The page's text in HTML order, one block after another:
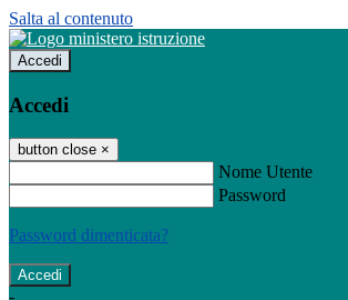
Salta al contenuto
Accedi
Accedi
button close ×
Nome Utente
Password
Password dimenticata?